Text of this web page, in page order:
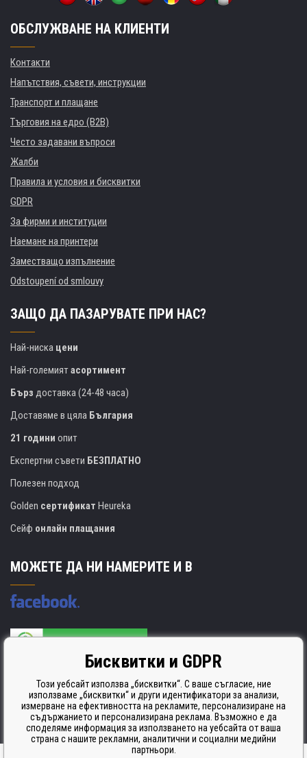
ОБСЛУЖВАНЕ НА КЛИЕНТИ
Контакти
Напътствия, съвети, инструкции
Транспорт и плащане
Търговия на едро (B2B)
Често задавани въпроси
Жалби
Правила и условия и бисквитки
GDPR
За фирми и институции
Наемане на принтери
Заместващо изпълнение
Odstoupení od smlouvy
ЗАЩО ДА ПАЗАРУВАТЕ ПРИ НАС?
Най-ниска цени
Най-големиятасортимент
Бърз доставка (24-48 часа)
Доставяме в цяла България
21 години опит
Експертни съвети БЕЗПЛАТНО
Полезен подход
Golden сертификат Heureka
Сейф онлайн плащания
МОЖЕТЕ ДА НИ НАМЕРИТЕ И В
Производителят на касети е сертифициран
ISO 9001. ISO 14001 и STMC.
Бисквитки и GDPR
Този уебсайт използва „бисквитки“. С ваше съгласие, ние
използваме „бисквитки“ и други идентификатори за анализи,
измерване на ефективността на рекламите, персонализиране на
съдържанието и персонализирана реклама. Възможно е да
споделяме информация за използването на уебсайта от ваша
страна с нашите рекламни, аналитични и социални медийни
партньори.